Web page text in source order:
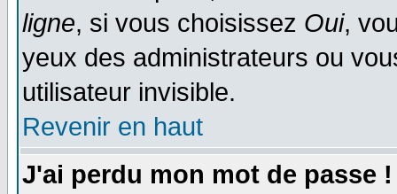
ligne, si vous choisissez Oui,
yeux des administrateurs ou
utilisateur invisible.
Revenir en haut
J'ai perdu mon mot de passe !